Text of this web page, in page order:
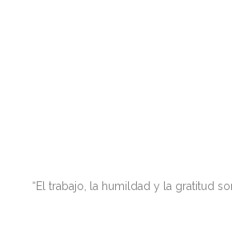
“El trabajo, la humildad y la gratitud